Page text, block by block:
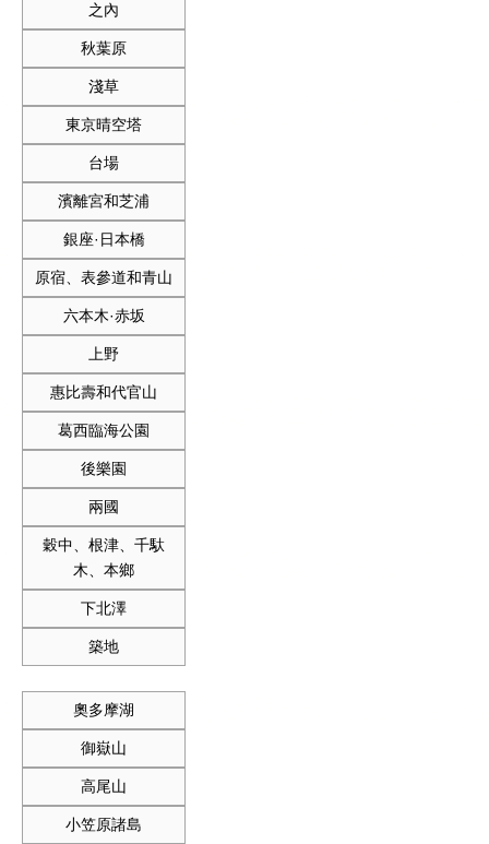
之內
秋葉原
淺草
東京晴空塔
台場
濱離宮和芝浦
銀座·日本橋
原宿、表參道和青山
六本木·赤坂
上野
惠比壽和代官山
葛西臨海公園
後樂園
兩國
穀中、根津、千馱
木、本鄉
下北澤
築地
奧多摩湖
御嶽山
高尾山
小笠原諸島